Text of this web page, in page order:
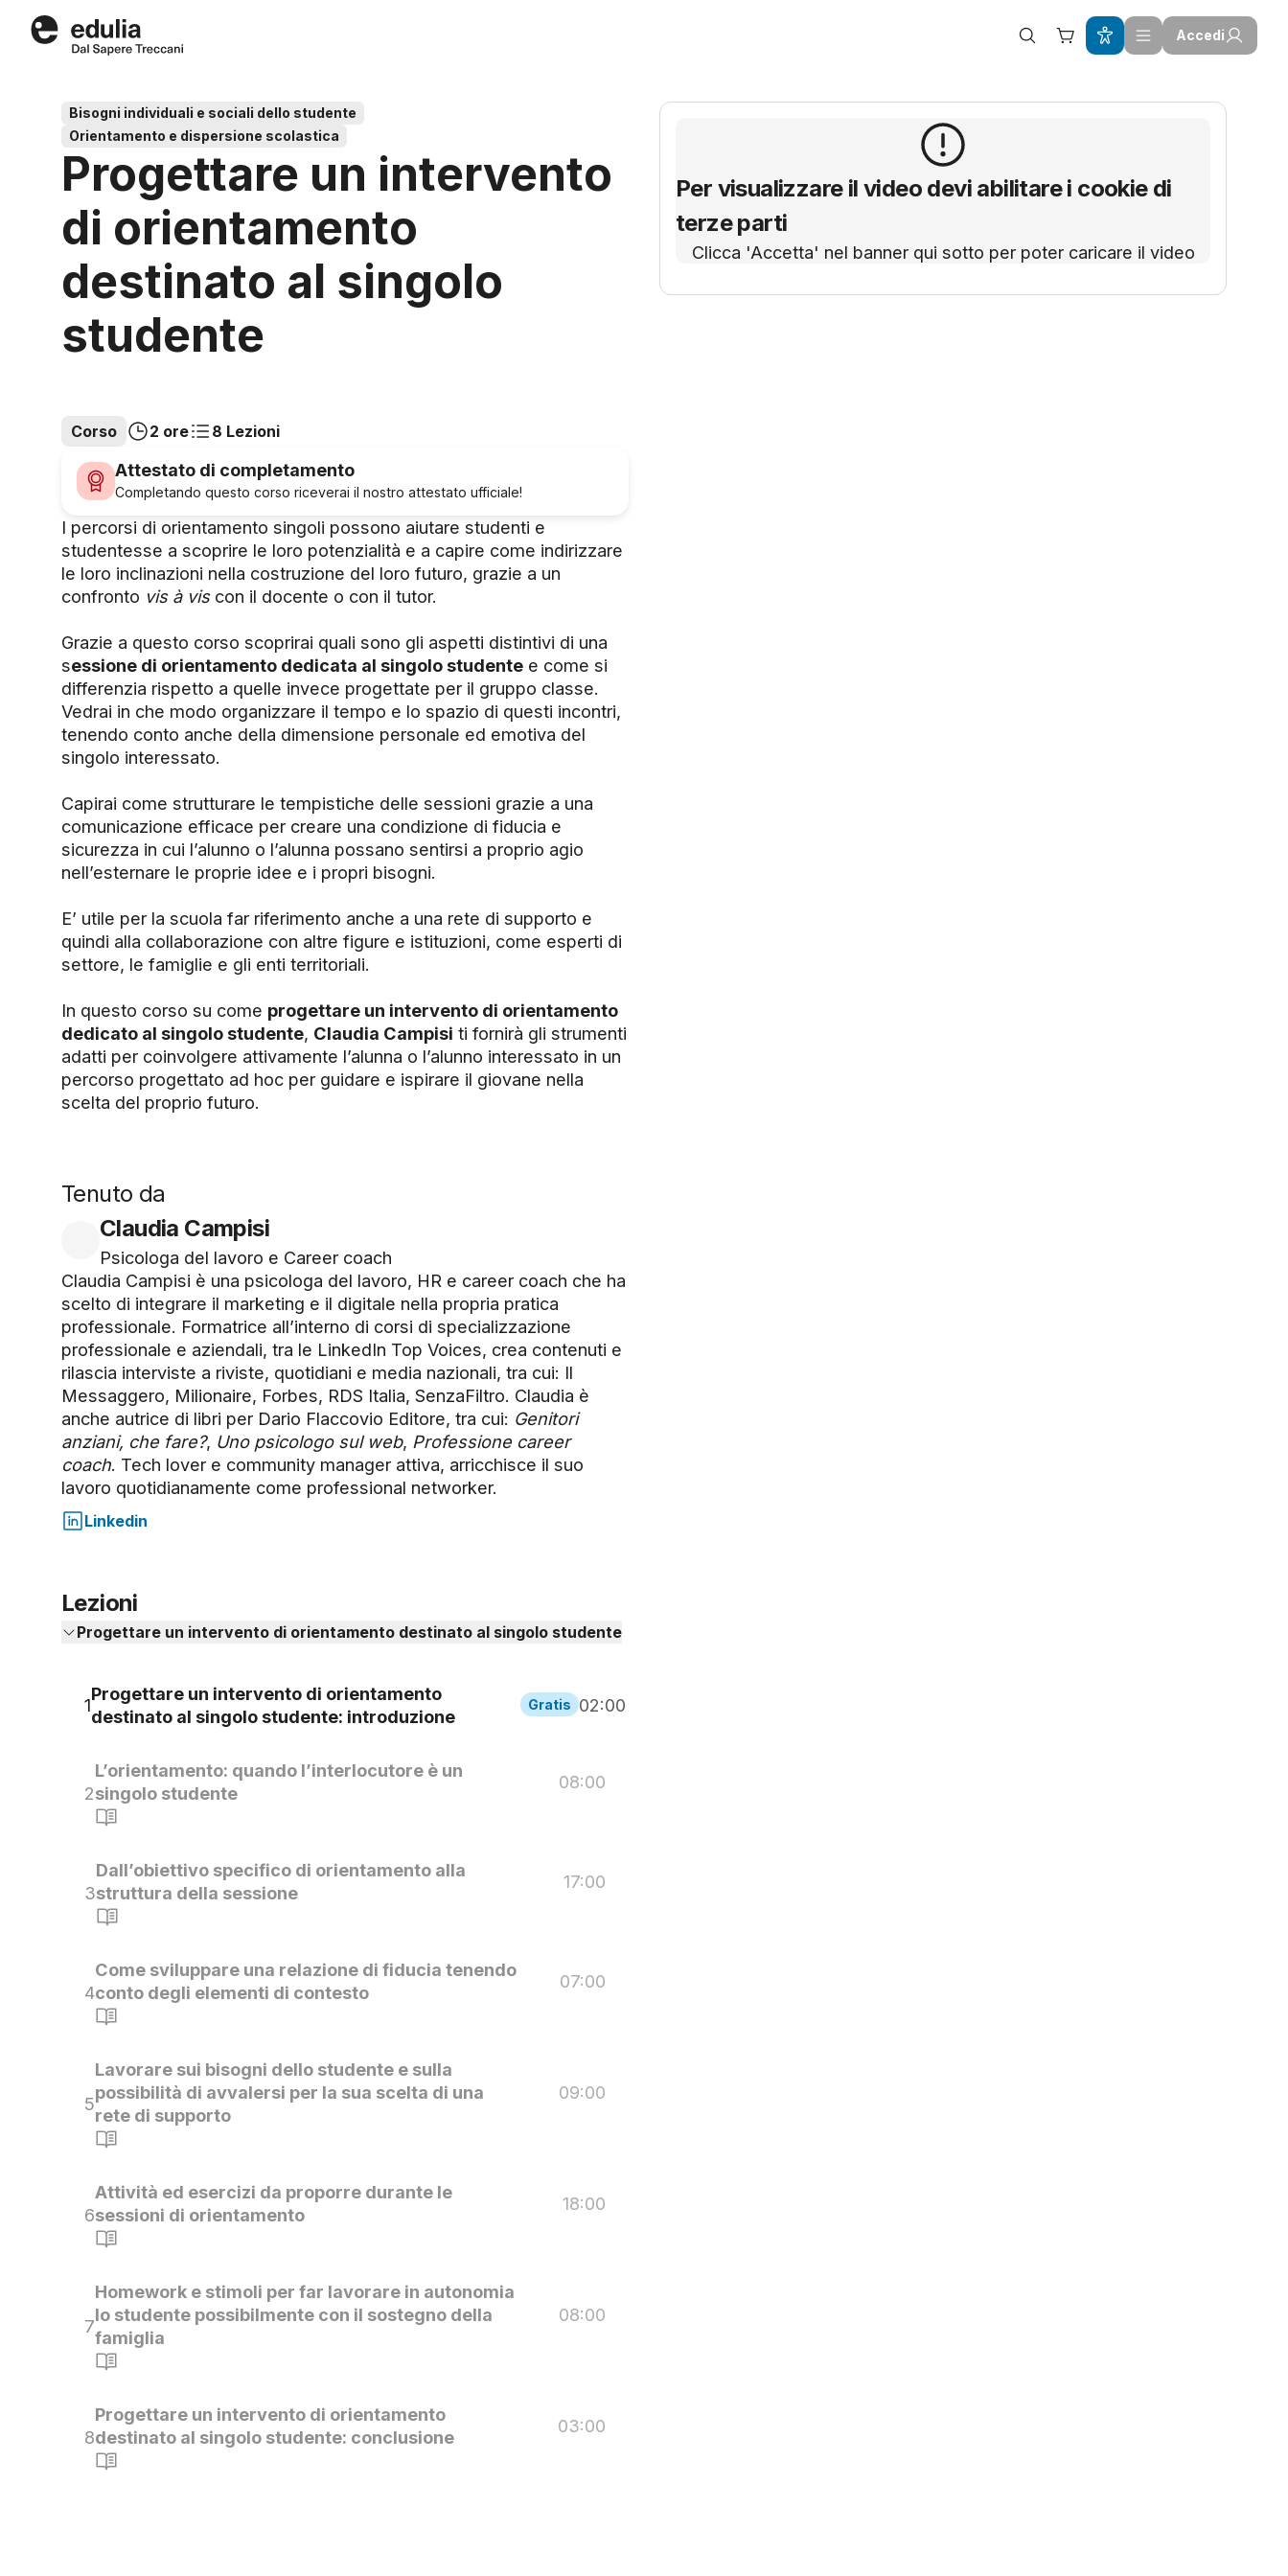
Edulia Accedi
Per visualizzare il video devi abilitare i cookie di
terze parti
Clicca 'Accetta' nel banner qui sotto per poter caricare il video
Bisogni individuali e sociali dello studente
Orientamento e dispersione scolastica
Progettare un intervento
di orientamento
destinato al singolo
studente
Corso 2 ore 8 Lezioni
Attestato di completamento
Completando questo corso riceverai il nostro attestato ufficiale!
I percorsi di orientamento singoli possono aiutare studenti e
studentesse a scoprire le loro potenzialità e a capire come indirizzare
le loro inclinazioni nella costruzione del loro futuro, grazie a un
confronto vis à vis con il docente o con il tutor.
Grazie a questo corso scoprirai quali sono gli aspetti distintivi di una
sessione di orientamento dedicata al singolo studente e come si
differenzia rispetto a quelle invece progettate per il gruppo classe.
Vedrai in che modo organizzare il tempo e lo spazio di questi incontri,
tenendo conto anche della dimensione personale ed emotiva del
singolo interessato.
Capirai come strutturare le tempistiche delle sessioni grazie a una
comunicazione efficace per creare una condizione di fiducia e
sicurezza in cui l’alunno o l’alunna possano sentirsi a proprio agio
nell’esternare le proprie idee e i propri bisogni.
E’ utile per la scuola far riferimento anche a una rete di supporto e
quindi alla collaborazione con altre figure e istituzioni, come esperti di
settore, le famiglie e gli enti territoriali.
In questo corso su come progettare un intervento di orientamento
dedicato al singolo studente, Claudia Campisi ti fornirà gli strumenti
adatti per coinvolgere attivamente l’alunna o l’alunno interessato in un
percorso progettato ad hoc per guidare e ispirare il giovane nella
scelta del proprio futuro.
Tenuto da
Claudia Campisi
Psicologa del lavoro e Career coach
Claudia Campisi è una psicologa del lavoro, HR e career coach che ha
scelto di integrare il marketing e il digitale nella propria pratica
professionale. Formatrice all’interno di corsi di specializzazione
professionale e aziendali, tra le LinkedIn Top Voices, crea contenuti e
rilascia interviste a riviste, quotidiani e media nazionali, tra cui: Il
Messaggero, Milionaire, Forbes, RDS Italia, SenzaFiltro. Claudia è
anche autrice di libri per Dario Flaccovio Editore, tra cui: Genitori
anziani, che fare?, Uno psicologo sul web, Professione career
coach. Tech lover e community manager attiva, arricchisce il suo
lavoro quotidianamente come professional networker.
Linkedin
Lezioni
Progettare un intervento di orientamento destinato al singolo studente
1
Progettare un intervento di orientamento
destinato al singolo studente: introduzione
Gratis 02:00
2
L’orientamento: quando l’interlocutore è un
singolo studente
08:00
3
Dall’obiettivo specifico di orientamento alla
struttura della sessione
17:00
4
Come sviluppare una relazione di fiducia tenendo
conto degli elementi di contesto
07:00
5
Lavorare sui bisogni dello studente e sulla
possibilità di avvalersi per la sua scelta di una
rete di supporto
09:00
6
Attività ed esercizi da proporre durante le
sessioni di orientamento
18:00
7
Homework e stimoli per far lavorare in autonomia
lo studente possibilmente con il sostegno della
famiglia
08:00
8
Progettare un intervento di orientamento
destinato al singolo studente: conclusione
03:00